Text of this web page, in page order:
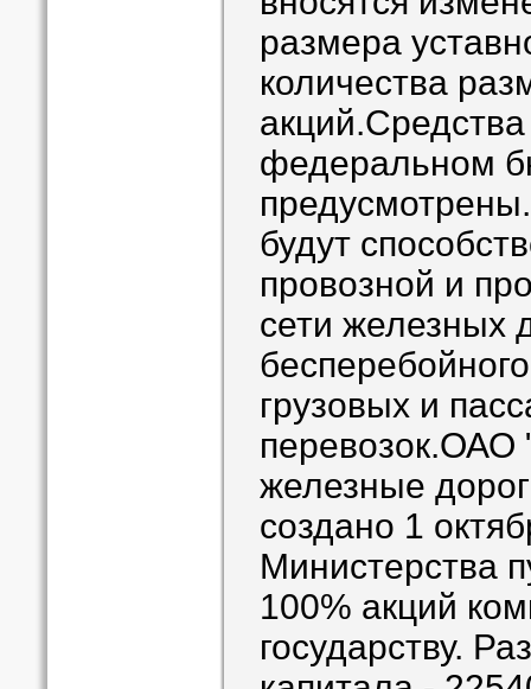
размера
количества
федеральном
будут
провозной и
сети железных
грузовых и
перевозок.ОАО
железные
создано 1
Министерства
100% акций
государству.